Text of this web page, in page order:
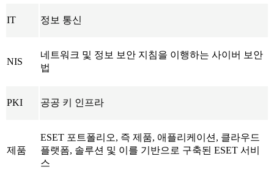
IT 정보 통신
NIS
네트워크 및 정보 보안 지침을 이행하는 사이버 보안
법
PKI 공공 키 인프라
제품
ESET 포트폴리오, 즉 제품, 애플리케이션, 클라우드
플랫폼, 솔루션 및 이를 기반으로 구축된 ESET 서비
스